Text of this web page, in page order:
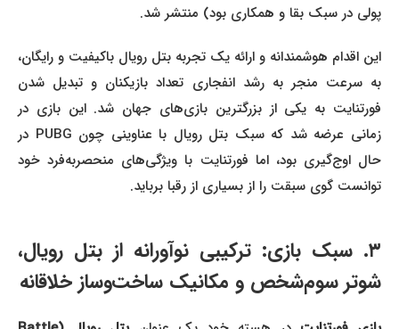
پولی در سبک بقا و همکاری بود) منتشر شد.
این اقدام هوشمندانه و ارائه یک تجربه بتل رویال باکیفیت و رایگان،
به سرعت منجر به رشد انفجاری تعداد بازیکنان و تبدیل شدن
فورتنایت به یکی از بزرگترین بازی‌های جهان شد. این بازی در
زمانی عرضه شد که سبک بتل رویال با عناوینی چون PUBG در
حال اوج‌گیری بود، اما فورتنایت با ویژگی‌های منحصربه‌فرد خود
توانست گوی سبقت را از بسیاری از رقبا برباید.
۳. سبک بازی: ترکیبی نوآورانه از بتل رویال،
شوتر سوم‌شخص و مکانیک ساخت‌وساز خلاقانه